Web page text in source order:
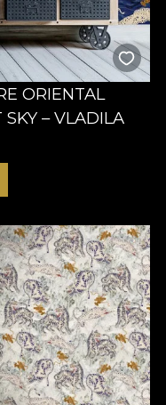
ORIENTAL
– VLADILA